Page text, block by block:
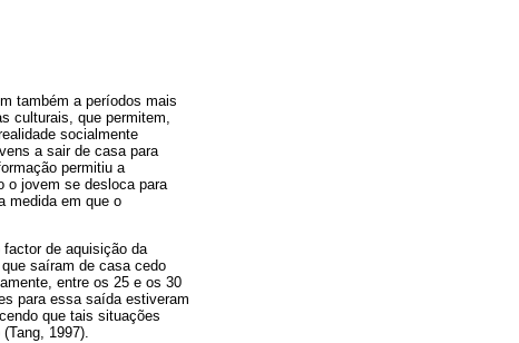
também a períodos mais
culturais, que permitem,
socialmente
a sair de casa para
permitiu a
o jovem se desloca para
medida em que o
de aquisição da
saíram de casa cedo
entre os 25 e os 30
para essa saída estiveram
que tais situações
1997).